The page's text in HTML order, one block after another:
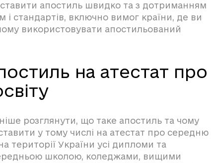
апостиль швидко та з дотриманням
і стандартів, включно вимог країни, де ви
використовувати апостильований
на атестат про
розглянути, що таке апостиль та чому
у тому числі на атестат про середню
території України усі дипломи та
школою, коледжами, вищими